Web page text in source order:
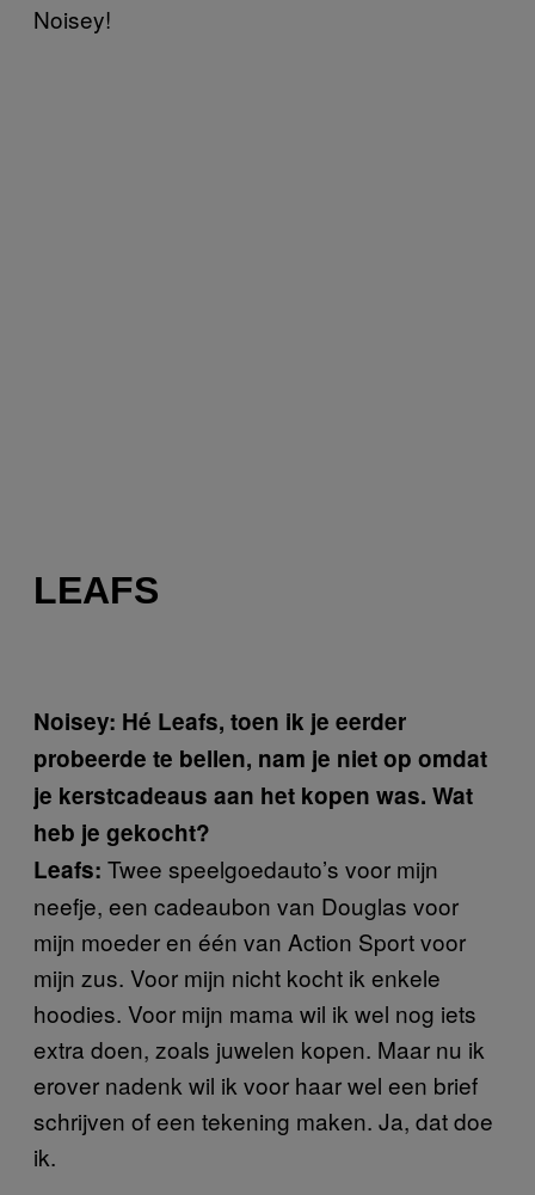
Noisey!
LEAFS
Noisey: Hé Leafs, toen ik je eerder
probeerde te bellen, nam je niet op omdat
je kerstcadeaus aan het kopen was. Wat
heb je gekocht?
Leafs: Twee speelgoedauto’s voor mijn
neefje, een cadeaubon van Douglas voor
mijn moeder en één van Action Sport voor
mijn zus. Voor mijn nicht kocht ik enkele
hoodies. Voor mijn mama wil ik wel nog iets
extra doen, zoals juwelen kopen. Maar nu ik
erover nadenk wil ik voor haar wel een brief
schrijven of een tekening maken. Ja, dat doe
ik.